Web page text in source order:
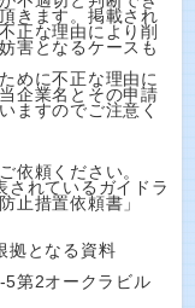
きます。掲載され
正な理由により削
害となるケースも
めに不正な理由に
企業名とその申請
ますのでご注意く
依頼ください。
されているガイドラ
止措置依頼書」
拠となる資料
第2オークラビル